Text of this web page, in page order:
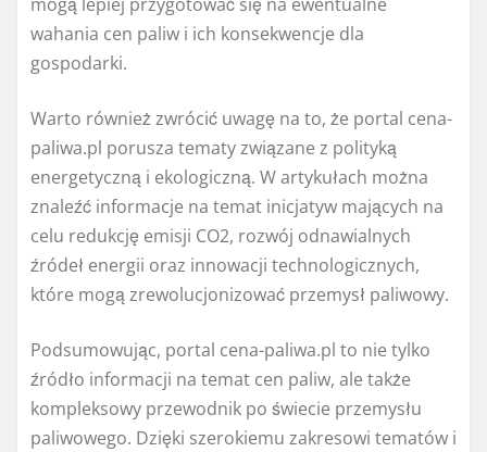
wahania cen paliw i ich konsekwencje dla
gospodarki.
Warto również zwrócić uwagę na to, że portal cena-
paliwa.pl porusza tematy związane z polityką
energetyczną i ekologiczną. W artykułach można
znaleźć informacje na temat inicjatyw mających na
celu redukcję emisji CO2, rozwój odnawialnych
źródeł energii oraz innowacji technologicznych,
które mogą zrewolucjonizować przemysł paliwowy.
Podsumowując, portal cena-paliwa.pl to nie tylko
źródło informacji na temat cen paliw, ale także
kompleksowy przewodnik po świecie przemysłu
paliwowego. Dzięki szerokiemu zakresowi tematów i